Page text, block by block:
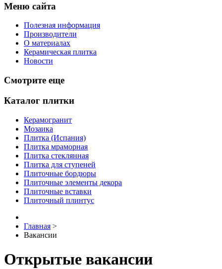
Меню сайта
Полезная информация
Производители
О материалах
Керамическая плитка
Новости
Смотрите еще
Каталог плитки
Керамогранит
Мозаика
Плитка (Испания)
Плитка мраморная
Плитка стеклянная
Плитка для ступеней
Плиточные бордюры
Плиточные элементы декора
Плиточные вставки
Плиточный плинтус
Главная >
Вакансии
Открытые вакансии